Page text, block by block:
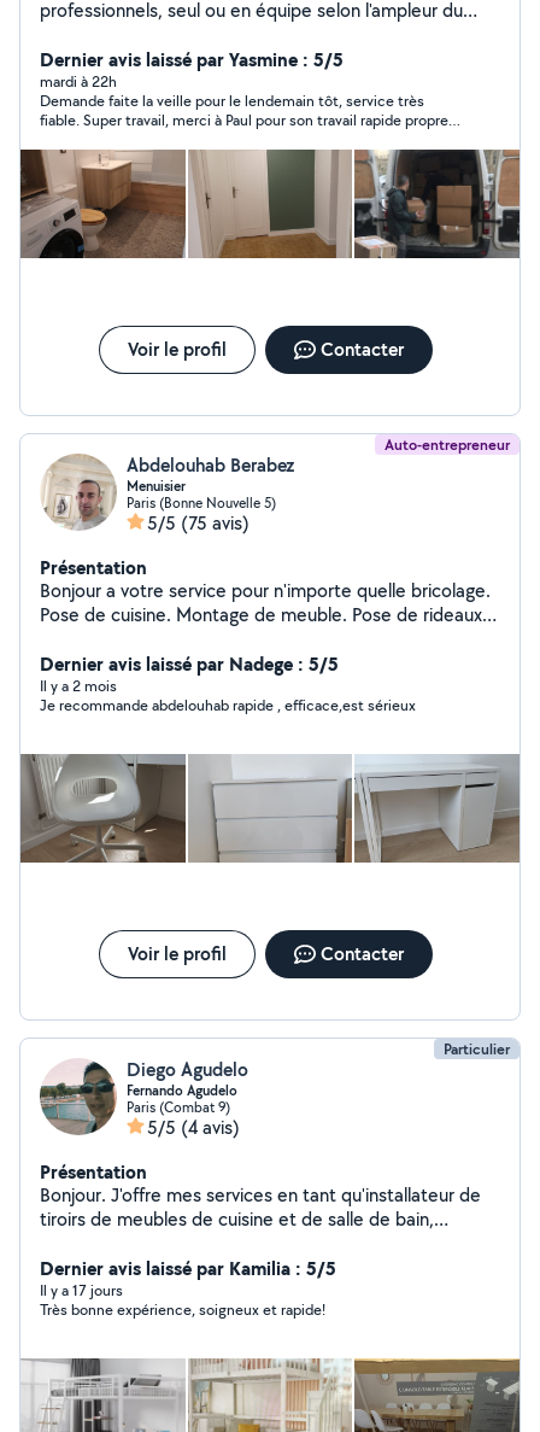
professionnels, seul ou en équipe selon l'ampleur du
extérieurs : remise en état, rénovation complète
(peinture, plomberie, électricité, sols, menuiserie,
parquet, etc.), ainsi que pour vos déménagements,
manutention lourde et aide au
chargement/déchargement. Travail soigné et sérieux,
respect des délais, et prestations couvertes par une
garantie décennale pour votre tranquillité. Devis clair et
personnalisé sur demande.
Dernier avis laissé par Yasmine : 5/5
mardi à 22h
Demande faite la veille pour le lendemain tôt, service très
fiable. Super travail, merci à Paul pour son travail rapide propre
Voir le profil Contacter
Auto-entrepreneur
Abdelouhab Berabez
Menuisier
Paris (Bonne Nouvelle 5)
5/5 (75 avis)
Présentation
Bonjour a votre service pour n'importe quelle bricolage.
Pose de cuisine. Montage de meuble. Pose de rideaux.
Dernier avis laissé par Nadege : 5/5
Il y a 2 mois
Je recommande abdelouhab rapide , efficace,est sérieux
Voir le profil Contacter
Particulier
Diego Agudelo
Fernando Agudelo
Paris (Combat 9)
5/5 (4 avis)
Présentation
Bonjour. J'offre mes services en tant qu'installateur de
tiroirs de meubles de cuisine et de salle de bain,
construction et la décoration de la maison.
Dernier avis laissé par Kamilia : 5/5
Il y a 17 jours
Très bonne expérience, soigneux et rapide!